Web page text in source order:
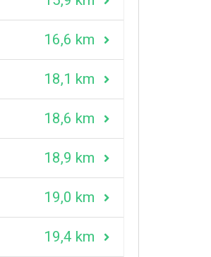
16,6 km
18,1 km
18,6 km
18,9 km
19,0 km
19,4 km